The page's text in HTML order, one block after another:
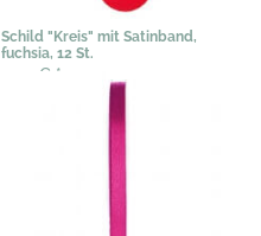
Schild "Kreis" mit Satinband,
fuchsia, 12 St.
3,54 € *